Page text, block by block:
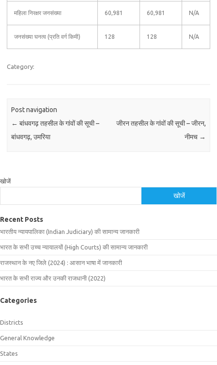
महिला निरक्षर जनसंख्या 60,981 60,981 N/A
जनसंख्या घनत्व (प्रति वर्ग किमी) 128 128 N/A
Category:
Post navigation
← बांधवगढ़ तहसील के गांवों की सूची –
बांधवगढ़, उमरिया
जीरन तहसील के गांवों की सूची – जीरन,
नीमच →
खोजें
खोजें
Recent Posts
भारतीय न्यायपालिका (Indian Judiciary) की सामान्य जानकारी
भारत के सभी उच्च न्यायालयों (High Courts) की सामान्य जानकारी
राजस्थान के नए जिले (2024) : आसान भाषा में जानकारी
भारत के सभी राज्य और उनकी राजधानी (2022)
Categories
Districts
General Knowledge
States